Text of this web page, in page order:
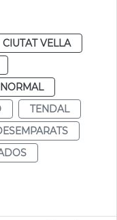
CIUTAT VELLA
NORMAL
TENDAL